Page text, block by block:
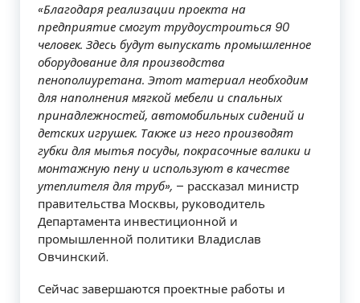
«Благодаря реализации проекта на
предприятие смогут трудоустроиться 90
человек. Здесь будут выпускать промышленное
оборудование для производства
пенополиуретана. Этот материал необходим
для наполнения мягкой мебели и спальных
принадлежностей, автомобильных сидений и
детских игрушек. Также из него производят
губки для мытья посуды, покрасочные валики и
монтажную пену и используют в качестве
утеплителя для труб», – рассказал министр
правительства Москвы, руководитель
Департамента инвестиционной и
промышленной политики Владислав
Овчинский.
Сейчас завершаются проектные работы и